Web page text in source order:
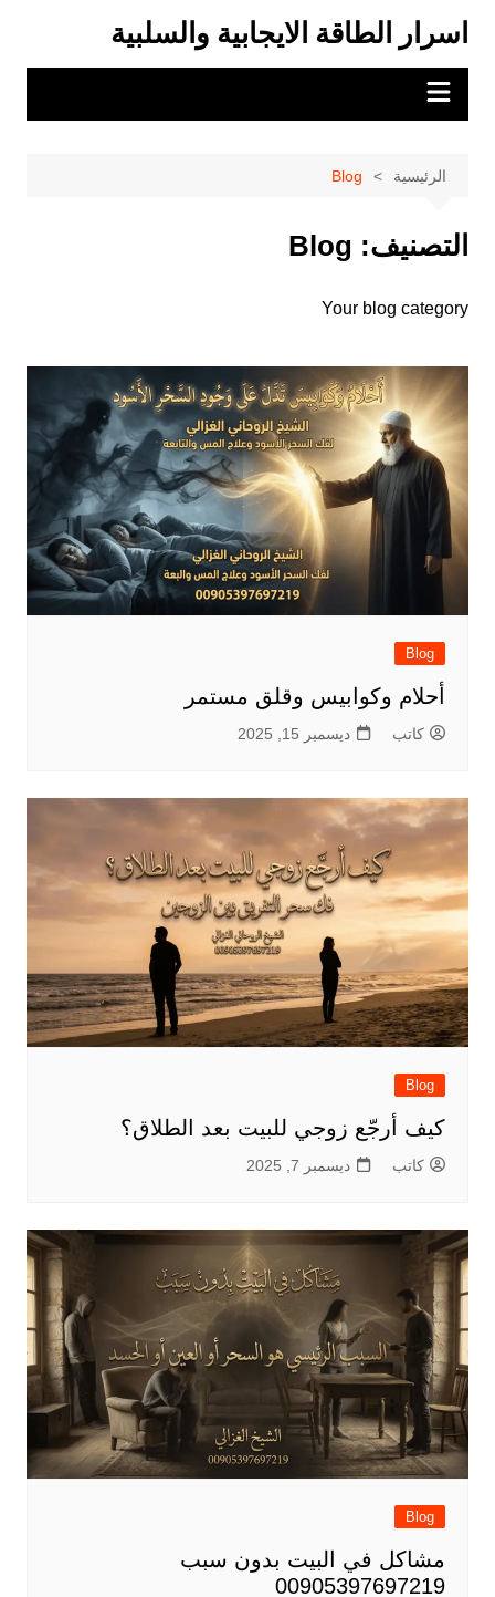
المحتوى
اسرار الطاقة الايجابية والسلبية
الرئيسية Blog
التصنيف: Blog
Your blog category
Blog
أحلام وكوابيس وقلق مستمر
كاتب ديسمبر 15, 2025
Blog
كيف أرجّع زوجي للبيت بعد الطلاق؟
كاتب ديسمبر 7, 2025
Blog
مشاكل في البيت بدون سبب
00905397697219